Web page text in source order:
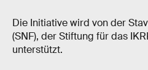
Die Initiative wird von der
(SNF), der Stiftung für das
unterstützt.